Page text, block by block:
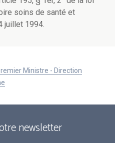
soins de santé et
juillet 1994.
Ministre - Direction
newsletter